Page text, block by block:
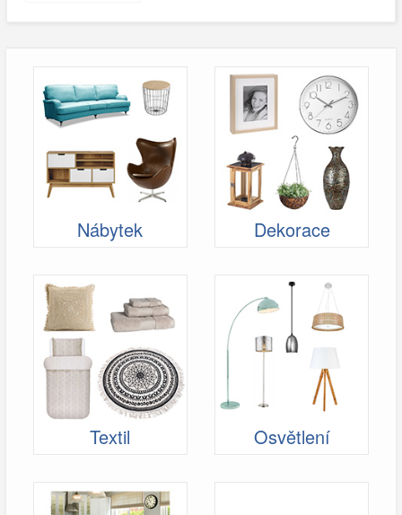
Nábytek Dekorace
Textil Osvětlení